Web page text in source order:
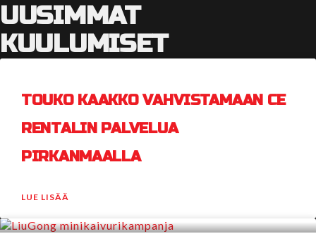
UUSIMMAT
KUULUMISET
TOUKO KAAKKO VAHVISTAMAAN CE
RENTALIN PALVELUA
PIRKANMAALLA
LUE LISÄÄ